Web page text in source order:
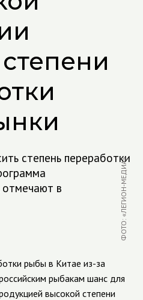
степень переработки
отмечают в
ФОТО: «ЛЕГИОН-МЕДИА»
рыбы в Китае из-за
рыбакам шанс для
высокой степени